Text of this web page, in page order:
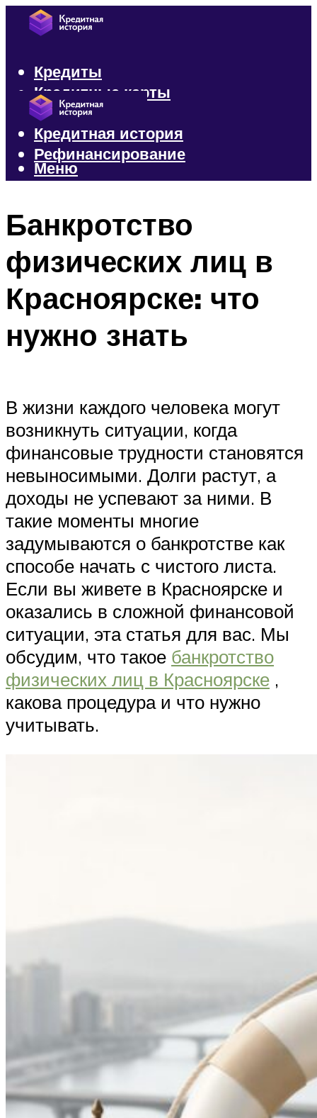
Кредиты
Кредитные карты
Микрозаймы
Кредитная история
Рефинансирование
Меню
Банкротство
физических лиц в
Красноярске: что
нужно знать
В жизни каждого человека могут
возникнуть ситуации, когда
финансовые трудности становятся
невыносимыми. Долги растут, а
доходы не успевают за ними. В
такие моменты многие
задумываются о банкротстве как
способе начать с чистого листа.
Если вы живете в Красноярске и
оказались в сложной финансовой
ситуации, эта статья для вас. Мы
обсудим, что такое банкротство
физических лиц в Красноярске ,
какова процедура и что нужно
учитывать.